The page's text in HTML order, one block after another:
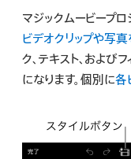
ド
を
検
索
マジックムービープ
ビデオクリップや写
ク、テキスト、および
になります。個別に各